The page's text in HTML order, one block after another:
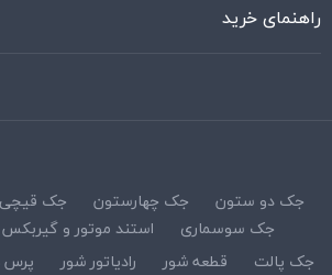
راهنمای خرید
جک دو ستون جک چهارستون جک قیچی
جک سوسماری
استند موتور و گیربکس
جک پالت
قطعه شور رادیاتور شور پرس